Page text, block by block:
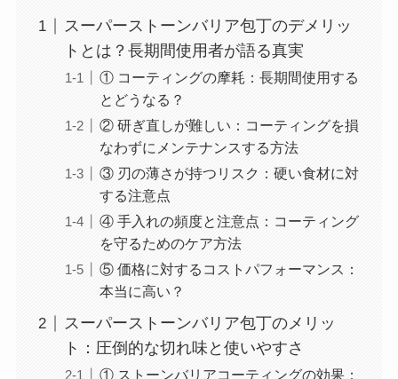
スーパーストーンバリア包丁のデメリッ
トとは？長期間使用者が語る真実
① コーティングの摩耗：長期間使用する
とどうなる？
② 研ぎ直しが難しい：コーティングを損
なわずにメンテナンスする方法
③ 刃の薄さが持つリスク：硬い食材に対
する注意点
④ 手入れの頻度と注意点：コーティング
を守るためのケア方法
⑤ 価格に対するコストパフォーマンス：
本当に高い？
スーパーストーンバリア包丁のメリッ
ト：圧倒的な切れ味と使いやすさ
① ストーンバリアコーティングの効果：